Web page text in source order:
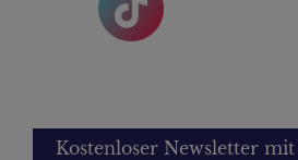
Kostenloser Newsletter